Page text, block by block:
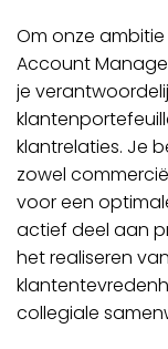
Om onze
Account
je
klantrelaties. Je
zowel
voor een
actief deel aan
het realiseren
collegiale